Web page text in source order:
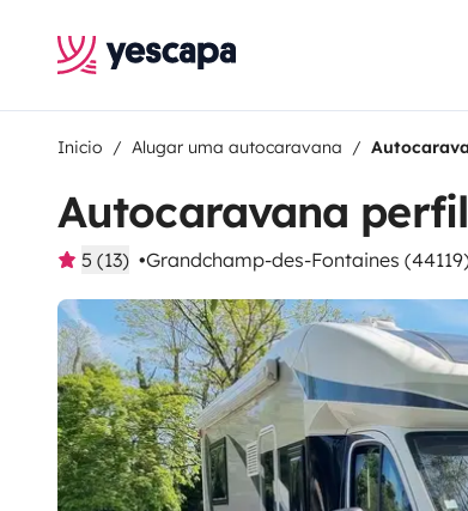
Inicio Alugar uma autocaravana
Autocaravana
5 (13) Grandchamp-des-Fontaines